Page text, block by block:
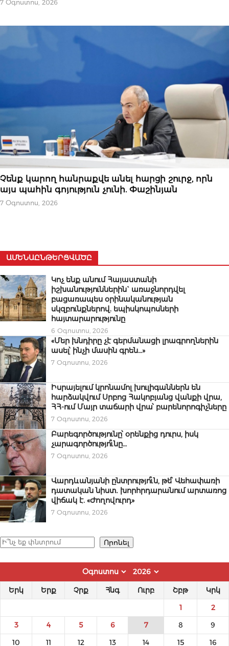
7 Օգոստոս, 2026
ԿԱՐԵՎՈՐԸ
Չենք կարող հանրաքվե անել հարցի շուրջ, որն
այս պահին գոյություն չունի. Փաշինյան
7 Օգոստոս, 2026
ԱՄԵՆԱԸՆԹԵՐՑՎԱԾԸ
Կոչ ենք անում Հայաստանի
իշխանություններին` առաջնորդվել
բացառապես օրինականության
սկզբունքներով. եպիսկոպոսների
հայտարարությունը
6 Օգոստոս, 2026
«Մեր խնդիրը չէ գերմանացի լրագրողներին
ասել՝ ինչի մասին գրեն…»
7 Օգոստոս, 2026
Իսրայելում կրոնամոլ խուլիգաններն են
հարձակվում Սրբոց Հակոբյանց վանքի վրա,
ՀՀ-ում Մայր տաճարի վրա՝ բարենորոգիչները
7 Օգոստոս, 2026
Բարեգործությունը՝ օրենքից դուրս, իսկ
չարագործությո՞ւնը…
7 Օգոստոս, 2026
Վարդևանյանի ընտրությո՞ւն, թե՞ Վեհափառի
դատական նիստ․ խորհրդարանում արտառոց
վիճակ է. «Ժողովուրդ»
7 Օգոստոս, 2026
Որոնել Որոնել
Երկ Երք Չրք Հնգ Ուրբ Շբթ Կրկ
1 2
3 4 5 6 7 8 9
10 11 12 13 14 15 16